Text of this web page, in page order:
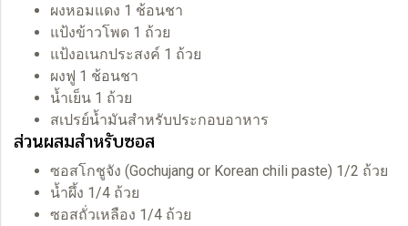
ผงหอมแดง 1 ช้อนชา
แป้งข้าวโพด 1 ถ้วย
แป้งอเนกประสงค์ 1 ถ้วย
ผงฟู 1 ช้อนชา
น้ำเย็น 1 ถ้วย
สเปรย์น้ำมันสำหรับประกอบอาหาร
ส่วนผสมสำหรับซอส
ซอสโกชูจัง (Gochujang or Korean chili paste) 1/2 ถ้วย
น้ำผึ้ง 1/4 ถ้วย
ซอสถั่วเหลือง 1/4 ถ้วย